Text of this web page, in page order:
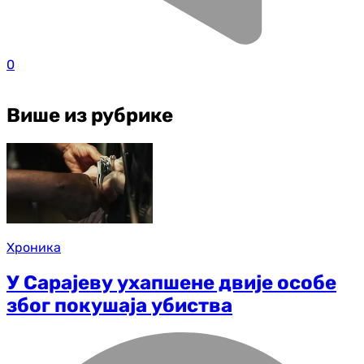
0
Више из рубрике
Хроника
У Сарајеву ухапшене двије особе
због покушаја убиства